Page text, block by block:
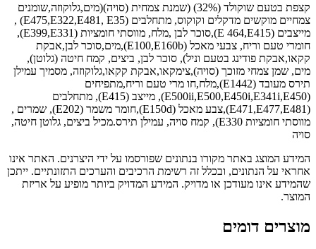
קצפת בטעם שוקולד (32%) (שמנת צמחית (סויה)(מים,גלוקוזה,שומנים
צמחיים מוקשים מדקלים וקוקוס, מתחלבים (E475,E322,E481, E35) ,
מייצבים (E 464,E415),סוכר לבן ,מלח, מווסתי חומציות (E399,E331),
חומרי טעם וריח, צבעי מאכל (E100,E160b),מים,סוכר לבן,אבקת
קקאו,אבקת פודינג בטעם וניל), סוכר לבן, ביצים, קמח חיטה (גלוטן),
מים, שמן צמחי מזוכך (סויה),צימקאו,אבקת קקאו,גלוקוזה, מסמיך עמילן
תירס מעובד (E1442),מלח,חו מרי טעם וריח,מתפיחים
(E500ii,E500,E450i,E341i,E450), מייצב (E415), מתחלבים
(E471,E477,E481),צבע מאכל (E150d),חומר משמר (E202), שמרים ,
מווסתי חומציות E330), קמח סויה, עמילן תירס.מכיל ביצים, גלוטן חיטה,
סויה
המידע המוצג באתר מקורו בנתונים שפורסמו על ידי היצרנים. האתר אינו
אחראי על הנתונים, ובכלל זה רשימת הרכיבים והערכים התזונתיים. ייתכן
שהמידע אינו מעודכן או מדויק. המידע המדויק ביותר מופיע על אריזת
המוצר.
מוצרים דומים